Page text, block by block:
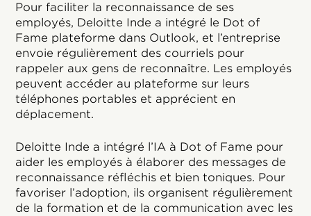
Pour faciliter la reconnaissance de ses
employés, Deloitte Inde a intégré le Dot of
Fame plateforme dans Outlook, et l’entreprise
envoie régulièrement des courriels pour
rappeler aux gens de reconnaître. Les employés
peuvent accéder au plateforme sur leurs
téléphones portables et apprécient en
déplacement.
Deloitte Inde a intégré l’IA à Dot of Fame pour
aider les employés à élaborer des messages de
reconnaissance réfléchis et bien toniques. Pour
favoriser l’adoption, ils organisent régulièrement
de la formation et de la communication avec les